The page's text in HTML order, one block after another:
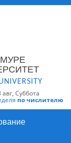
авг, Суббота
по числителю